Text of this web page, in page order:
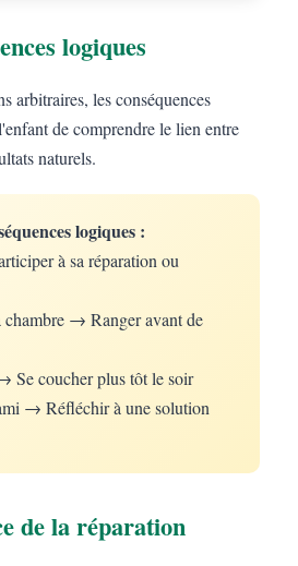
logiques
arbitraires, les conséquences
de comprendre le lien entre
naturels.
logiques :
à sa réparation ou
chambre → Ranger avant de
Se coucher plus tôt le soir
→ Réfléchir à une solution
de la réparation